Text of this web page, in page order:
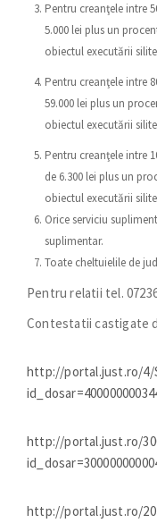
Pentru creanţele intre
5.000 lei plus un
obiectul executării
Pentru creanţele intre
59.000 lei plus un
obiectul executării
Pentru creanţele intre
de 6.300 lei plus un
obiectul executării
Orice serviciu
suplimentar.
Toate cheltuielile de
Pentru relatii tel.
Contestatii castigate
http://portal.just.ro/4/
http://portal.just.ro/
http://portal.just.ro/